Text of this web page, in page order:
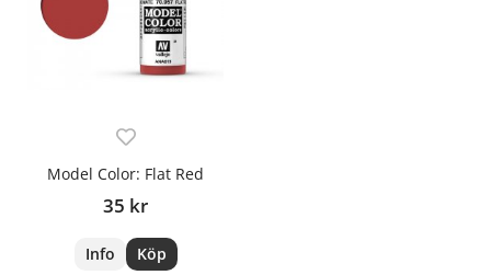
Model Color: Flat Red
35 kr
Info Köp